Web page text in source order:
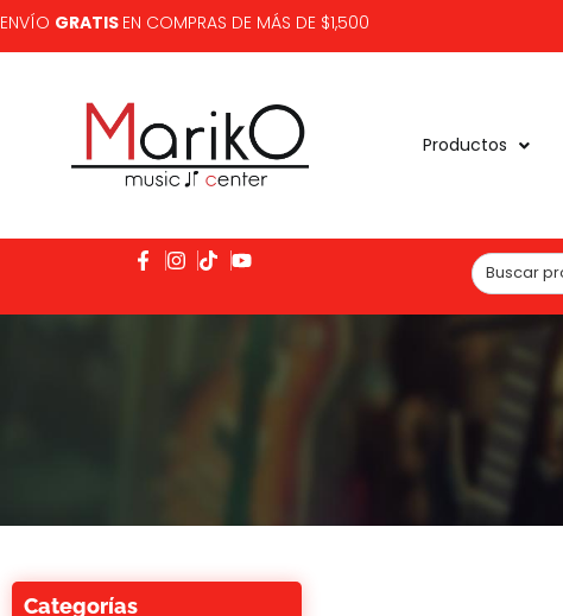
ENVÍO GRATIS EN COMPRAS DE MÁS DE $1,500
Productos
Categorías